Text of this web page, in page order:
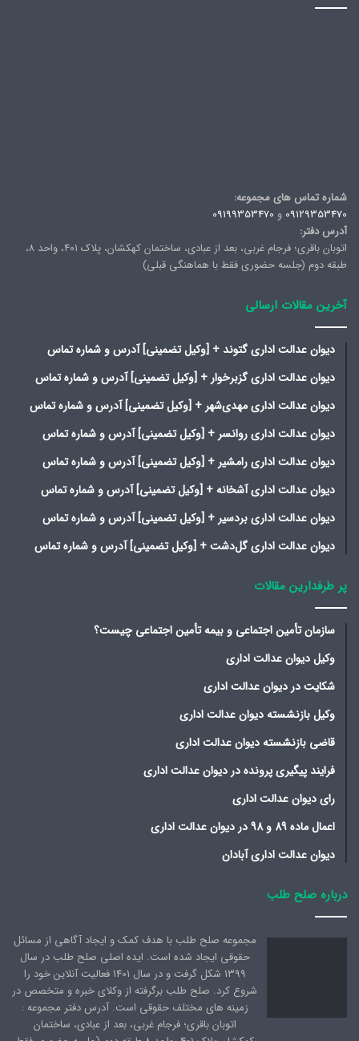
شماره تماس های مجموعه:
09129353470 و 09199353470
آدرس دفتر:
اتوبان باقری؛ فرجام غربی، بعد از عبادی، ساختمان کهکشان، پلاک ۴۰۱، واحد ۸،
طبقه دوم (جلسه حضوری فقط با هماهنگی قبلی)
آخرین مقالات ارسالی
دیوان عدالت اداری گتوند + [وکیل تضمینی] آدرس و شماره تماس
دیوان عدالت اداری گزبرخوار + [وکیل تضمینی] آدرس و شماره تماس
دیوان عدالت اداری مهدی‌شهر + [وکیل تضمینی] آدرس و شماره تماس
دیوان عدالت اداری روانسر + [وکیل تضمینی] آدرس و شماره تماس
دیوان عدالت اداری رامشیر + [وکیل تضمینی] آدرس و شماره تماس
دیوان عدالت اداری آشخانه + [وکیل تضمینی] آدرس و شماره تماس
دیوان عدالت اداری بردسیر + [وکیل تضمینی] آدرس و شماره تماس
دیوان عدالت اداری گل‌دشت + [وکیل تضمینی] آدرس و شماره تماس
پر طرفدارین مقالات
سازمان تأمین اجتماعی و بیمه تأمین اجتماعی چیست؟
وکیل دیوان عدالت اداری
شکایت در دیوان عدالت اداری
وکیل بازنشسته دیوان عدالت اداری
قاضی بازنشسته دیوان عدالت اداری
فرایند پیگیری پرونده در دیوان عدالت اداری
رای دیوان عدالت اداری
اعمال ماده 89 و 98 در دیوان عدالت اداری
دیوان عدالت اداری آبادان
درباره صلح طلب
مجموعه صلح طلب با هدف کمک و ایجاد آگاهی از مسائل
حقوقی ایجاد شده است. ایده اصلی صلح طلب در سال
1399 شکل گرفت و در سال 1401 فعالیت آنلاین خود را
شروع کرد. صلح طلب برگرفته از وکلای خبره و متخصص در
زمینه های مختلف حقوقی است. آدرس دفتر مجموعه :
اتوبان باقری؛ فرجام غربی، بعد از عبادی، ساختمان